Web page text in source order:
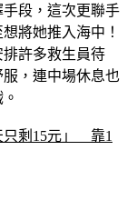
段，這次更聯手
將她推入海中！
許多救生員待
，連中場休息也
剩15元」　靠1